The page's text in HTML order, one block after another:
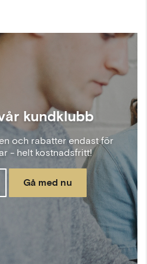
kundklubb
och rabatter endast för
- helt kostnadsfritt!
Gå med nu